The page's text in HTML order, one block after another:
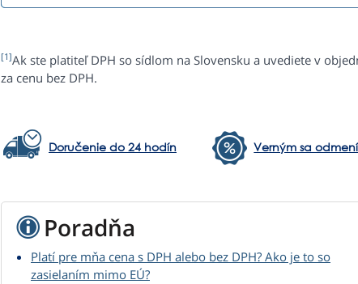
[1]Ak ste platiteľ DPH so sídlom na Slovensku a uvediete v
za cenu bez DPH.
Doručenie do 24 hodín Verným sa
Poradňa
Platí pre mňa cena s DPH alebo bez DPH? Ako je to so
zasielaním mimo EÚ?